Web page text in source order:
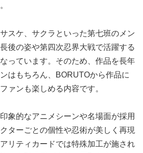
スケ、サクラといった第七班のメン
後の姿や第四次忍界大戦で活躍する
っています。そのため、作品を長年
はもちろん、BORUTOから作品に
ァンも楽しめる内容です。
象的なアニメシーンや名場面が採用
ターごとの個性や忍術が美しく再現
リティカードでは特殊加工が施され